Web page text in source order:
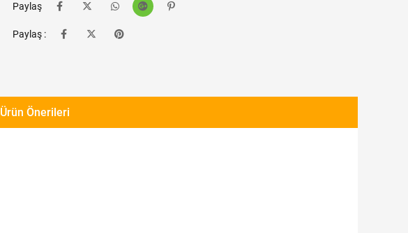
Paylaş
Paylaş :
Ürün Önerileri